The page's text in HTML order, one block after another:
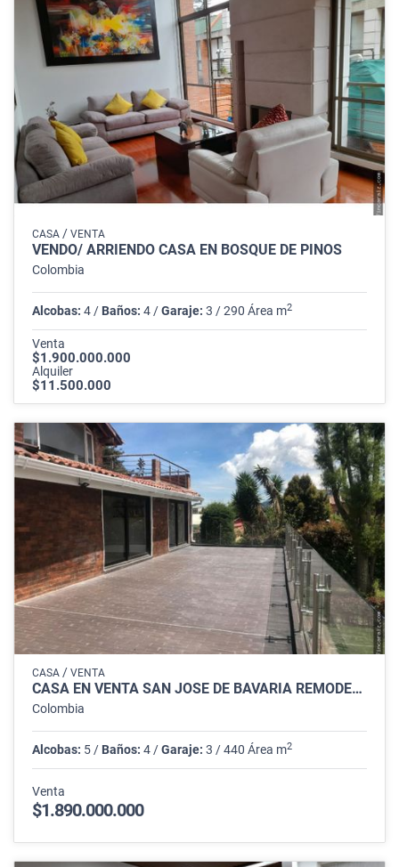
CASA / VENTA
VENDO/ ARRIENDO CASA EN BOSQUE DE PINOS
Colombia
Alcobas: 4 / Baños: 4 /Garaje: 3 / 290 Área m2
Venta
$1.900.000.000
Alquiler
$11.500.000
CASA / VENTA
CASA EN VENTA SAN JOSÉ DE BAVARIA REMODELADA
Colombia
Alcobas: 5 / Baños: 4 /Garaje: 3 / 440 Área m2
Venta
$1.890.000.000